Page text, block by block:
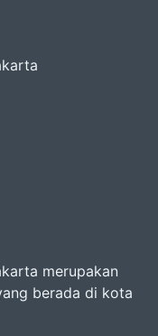
merupakan
berada di kota